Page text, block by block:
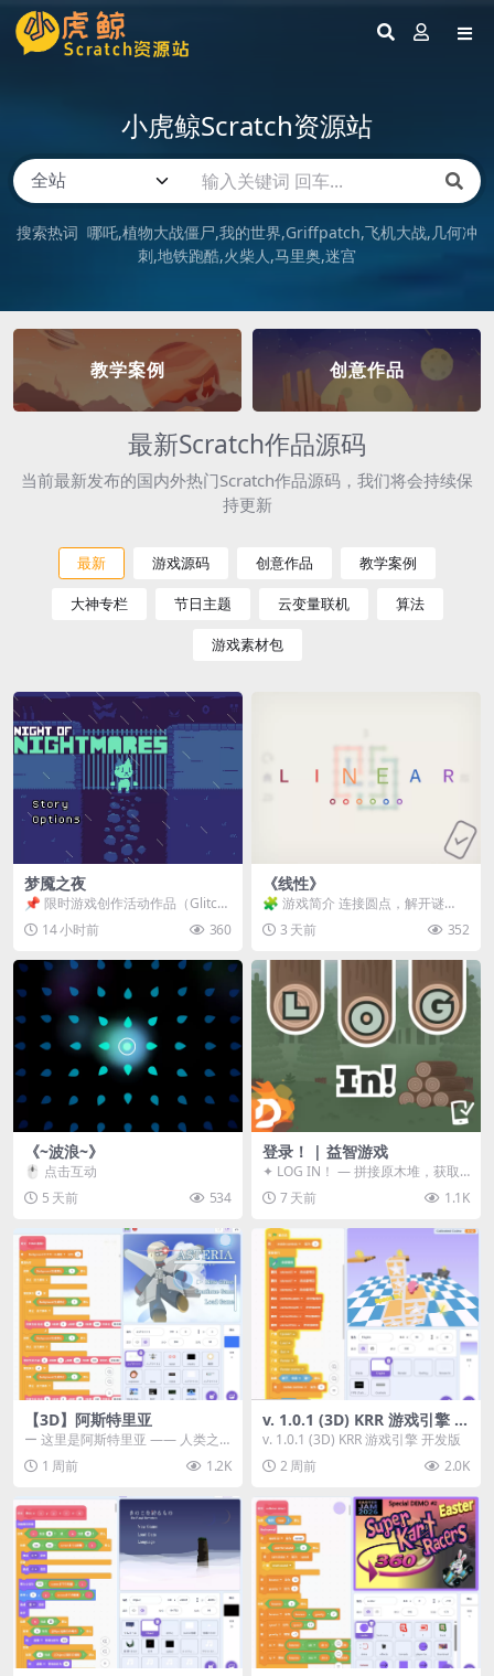
小虎鲸Scratch资源站
搜索热词 哪吒 植物大战僵尸 我的世界 Griffpatch 飞机大战 几何冲
刺 地铁跑酷 火柴人 马里奥 迷宫
教学案例 创意作品
最新Scratch作品源码
当前最新发布的国内外热门Scratch作品源码，我们将会持续保
持更新
最新 游戏源码 创意作品 教学案例
大神专栏 节日主题 云变量联机 算法
游戏素材包
梦魇之夜
📌 限时游戏创作活动作品（Glitch
Game Jam） 📖 故事背景 怪物四...
14 小时前 360
《线性》
🧩 游戏简介 连接圆点，解开谜
题。 ⚠️ 重要提示 所有关卡均可通
关，请确保使用...
3 天前 352
《~波浪~》
🖱️ 点击互动
5 天前
534
登录！ | 益智游戏
✦ LOG IN！ — 拼接原木堆，获取
分数！ ᑕ☲◎ ᑕ☲◎ ᑕ☲◎ ᑕ☲◎ ...
7 天前 1.1K
【3D】阿斯特里亚
ー 这里是阿斯特里亚 —— 人类之
罪与未来希望交汇之地 📖 游戏简
介 《阿斯特里...
1 周前 1.2K
v. 1.0.1 (3D) KRR 游戏引擎 开
发版
v. 1.0.1 (3D) KRR 游戏引擎 开发版
2 周前
2.0K